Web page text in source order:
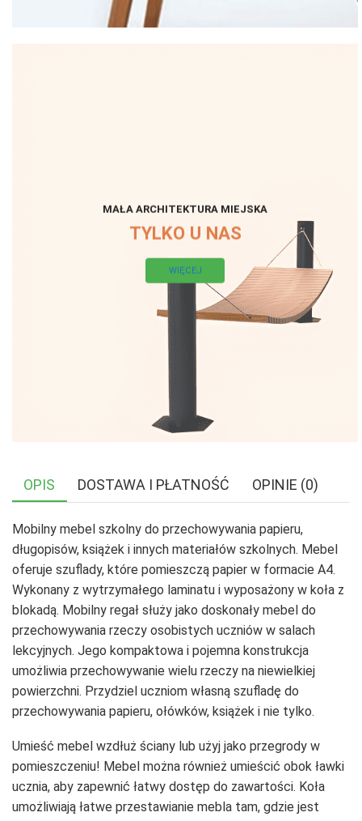
MAŁA ARCHITEKTURA MIEJSKA
TYLKO U NAS
WIĘCEJ
OPIS DOSTAWA I PŁATNOŚĆ OPINIE (0)
Mobilny mebel szkolny do przechowywania papieru,
długopisów, książek i innych materiałów szkolnych. Mebel
oferuje szuflady, które pomieszczą papier w formacie A4.
Wykonany z wytrzymałego laminatu i wyposażony w koła z
blokadą. Mobilny regał służy jako doskonały mebel do
przechowywania rzeczy osobistych uczniów w salach
lekcyjnych. Jego kompaktowa i pojemna konstrukcja
umożliwia przechowywanie wielu rzeczy na niewielkiej
powierzchni. Przydziel uczniom własną szufladę do
przechowywania papieru, ołówków, książek i nie tylko.
Umieść mebel wzdłuż ściany lub użyj jako przegrody w
pomieszczeniu! Mebel można również umieścić obok ławki
ucznia, aby zapewnić łatwy dostęp do zawartości. Koła
umożliwiają łatwe przestawianie mebla tam, gdzie jest